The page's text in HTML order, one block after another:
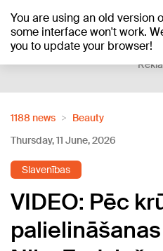
You are using an old version
some interface won't work.
you to update your browser!
+16°C
1188 news
Beauty
Thursday, 11 June, 2026
Slavenības
VIDEO: Pēc